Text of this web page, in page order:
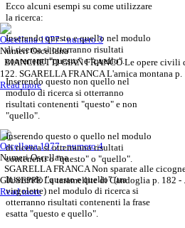
Ecco alcuni esempi su come utilizzare
la ricerca:
Inserendoquesto e quello nel modulo
di ricerca si otterranno risultati
contenenti "questo" e "quello".
Inserendo questo non quello nel
modulo di ricerca si otterranno
risultati contenenti "questo" e non
"quello".
Inserendo questo o quello nel modulo
di ricerca si otterranno risultati
contenenti o "questo" o "quello".
Inserendo"questo e quello"(tra
virgolette) nel modulo di ricerca si
otterranno risultati contenenti la frase
esatta "questo e quello".
Oscellana 1977 - numero 3
Numeri Oscellana
BIANCHETTI GIAN FRANCO Le opere civili
122. SGARELLA FRANCA L'arnica montana p.
Read more
Oscellana 1977 - numero 4
Numeri Oscellana
SGARELLA FRANCA Non sparate alle
GIUSEPPE La taramellite di Candoglia p. 182 - ...
Read more